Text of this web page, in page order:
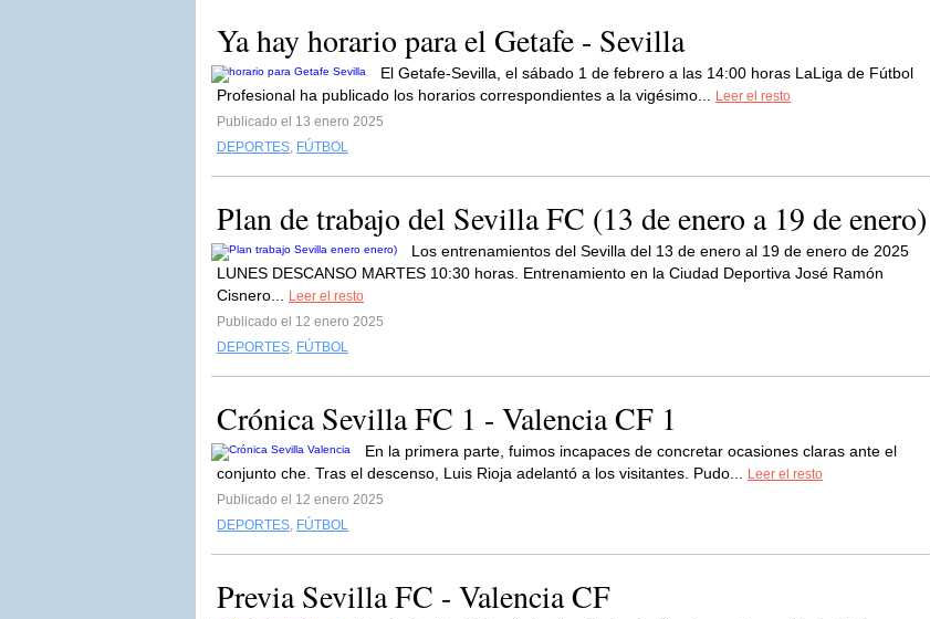
Ya hay horario para el Getafe - Sevilla
El Getafe-Sevilla, el sábado 1 de febrero a las 14:00 horas LaLiga de Fútbol
Profesional ha publicado los horarios correspondientes a la vigésimo...
Leer el resto
Publicado el 13 enero 2025
DEPORTES, FÚTBOL
Plan de trabajo del Sevilla FC (13 de enero a 19 de enero)
Los entrenamientos del Sevilla del 13 de enero al 19 de enero de 2025
LUNES DESCANSO MARTES 10:30 horas. Entrenamiento en la Ciudad Deportiva José Ramón
Cisnero...
Leer el resto
Publicado el 12 enero 2025
DEPORTES, FÚTBOL
Crónica Sevilla FC 1 - Valencia CF 1
En la primera parte, fuimos incapaces de concretar ocasiones claras ante el
conjunto che. Tras el descenso, Luis Rioja adelantó a los visitantes. Pudo...
Leer el resto
Publicado el 12 enero 2025
DEPORTES, FÚTBOL
Previa Sevilla FC - Valencia CF